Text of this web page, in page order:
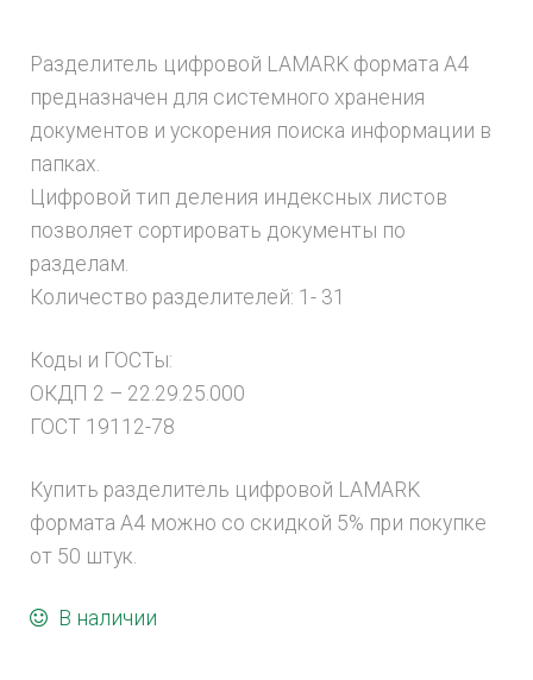
Разделитель цифровой LAMARK формата A4
предназначен для системного хранения
документов и ускорения поиска информации в
папках.
Цифровой тип деления индексных листов
позволяет сортировать документы по
разделам.
Количество разделителей: 1- 31
Коды и ГОСТы:
ОКДП 2 – 22.29.25.000
ГОСТ 19112-78
Купить разделитель цифровой LAMARK
формата A4 можно со скидкой 5% при покупке
от 50 штук.
В наличии